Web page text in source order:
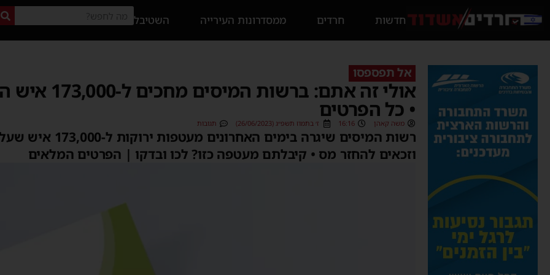
חדשות חרדים ממסדרונות העירייה השטיבל
אל תפספסו
אולי זה אתם:
• כל הפרטים
משה קאהן 16:16 ז׳ בתמוז תשפ״ג (26/06/2023) תגובות
רשות המיסים שיגרה בימים
וזכאים להחזר מס • קיבלתם מעטפה כזו? לכו ובדקו | הפרטים המלאים